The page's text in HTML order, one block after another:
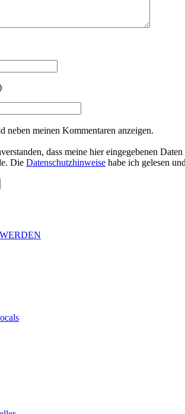
neben meinen Kommentaren anzeigen.
dass meine hier eingegebenen
Die Datenschutzhinweise habe ich gelesen